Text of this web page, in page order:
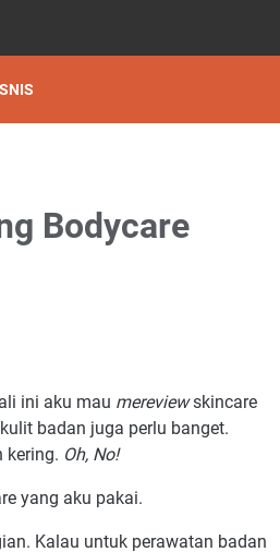
Bodycare
ini aku mau mereviewskincare
badan juga perlu banget.
kering. Oh, No!
yang aku pakai.
Kalau untuk perawatan badan